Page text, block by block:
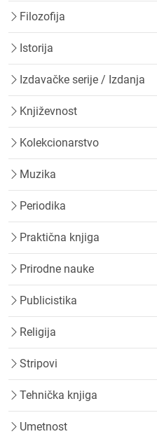
Filozofija
Istorija
Izdavačke serije / Izdanja
Književnost
Kolekcionarstvo
Muzika
Periodika
Praktična knjiga
Prirodne nauke
Publicistika
Religija
Stripovi
Tehnička knjiga
Umetnost